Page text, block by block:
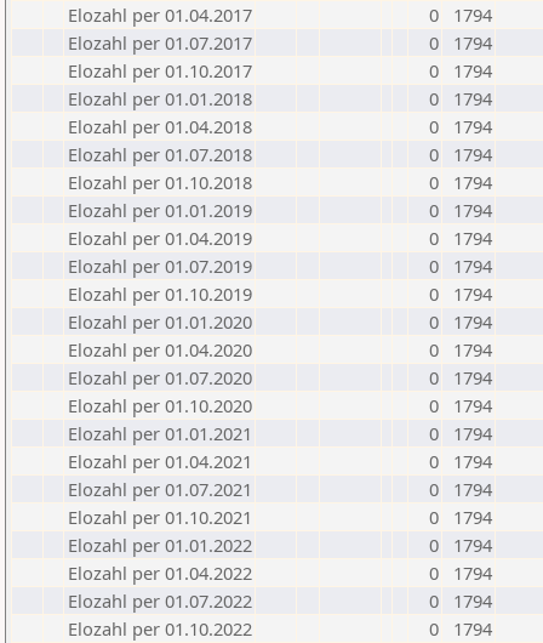
Elozahl per 01.04.2017
0
1794
Elozahl per 01.07.2017
0
1794
Elozahl per 01.10.2017
0
1794
Elozahl per 01.01.2018
0
1794
Elozahl per 01.04.2018
0
1794
Elozahl per 01.07.2018
0
1794
Elozahl per 01.10.2018
0
1794
Elozahl per 01.01.2019
0
1794
Elozahl per 01.04.2019
0
1794
Elozahl per 01.07.2019
0
1794
Elozahl per 01.10.2019
0
1794
Elozahl per 01.01.2020
0
1794
Elozahl per 01.04.2020
0
1794
Elozahl per 01.07.2020
0
1794
Elozahl per 01.10.2020
0
1794
Elozahl per 01.01.2021
0
1794
Elozahl per 01.04.2021
0
1794
Elozahl per 01.07.2021
0
1794
Elozahl per 01.10.2021
0
1794
Elozahl per 01.01.2022
0
1794
Elozahl per 01.04.2022
0
1794
Elozahl per 01.07.2022
0
1794
Elozahl per 01.10.2022
0
1794